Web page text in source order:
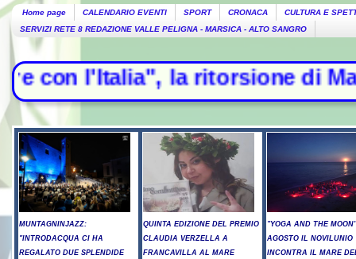
Home page CALENDARIO EVENTI SPORT CRONACA
CULTURA E
SERVIZI RETE 8 REDAZIONE VALLE PELIGNA - MARSICA - ALTO SANGRO
la ritorsione di Madrid -
MUNTAGNINJAZZ:
"INTRODACQUA CI HA
REGALATO DUE SPLENDIDE
QUINTA EDIZIONE DEL PREMIO
CLAUDIA VERZELLA A
FRANCAVILLA AL MARE
"YOGA AND THE
AGOSTO IL NOVILUNIO
INCONTRA IL MARE